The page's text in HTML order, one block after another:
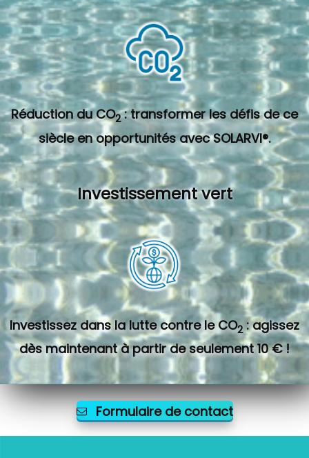
Réduction du CO2 : transformer les défis de ce
siècle en opportunités avec SOLARVI®.
Investissement vert
Investissez dans la lutte contre le CO2 : agissez
dès maintenant à partir de seulement 10 € !
Formulaire de contact